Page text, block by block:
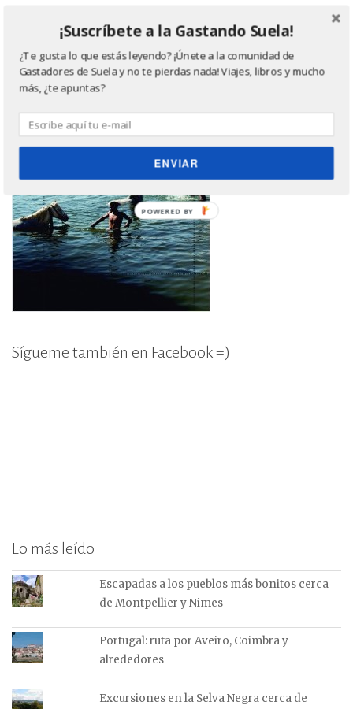
Sígueme también en Facebook =)
Lo más leído
Escapadas a los pueblos más bonitos cerca
de Montpellier y Nimes
Portugal: ruta por Aveiro, Coimbra y
alrededores
Excursiones en la Selva Negra cerca de
¡Suscríbete a la Gastando Suela!
¿Te gusta lo que estás leyendo? ¡Únete a la comunidad de
Gastadores de Suela y no te pierdas nada! Viajes, libros y mucho
más, ¿te apuntas?
ENVIAR
POWERED
BY